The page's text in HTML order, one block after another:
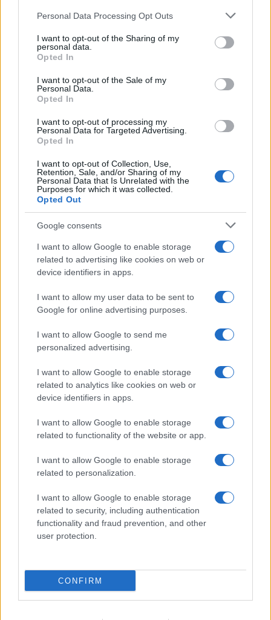
This information may also be disclosed by us to third parties
disclose it to other third parties.
Please note that this website/app uses one or more Google
services and may gather and store information including but
not limited to your visit or usage behaviour. You may click to
grant or deny consent to Google and its third-party tags to
consent section.
Personal Data Processing Opt Outs
I want to opt-out of the Sharing of my
personal data.
Opted In
I want to opt-out of the Sale of my
Personal Data.
Opted In
I want to opt-out of processing my
Personal Data for Targeted Advertising.
Opted In
I want to opt-out of Collection, Use,
Retention, Sale, and/or Sharing of my
Personal Data that Is Unrelated with the
Purposes for which it was collected.
Opted Out
Google consents
I want to allow Google to enable storage
related to advertising like cookies on web or
device identifiers in apps.
I want to allow my user data to be sent to
Google for online advertising purposes.
I want to allow Google to send me
personalized advertising.
I want to allow Google to enable storage
related to analytics like cookies on web or
device identifiers in apps.
I want to allow Google to enable storage
related to functionality of the website or app.
I want to allow Google to enable storage
related to personalization.
I want to allow Google to enable storage
related to security, including authentication
functionality and fraud prevention, and other
user protection.
CONFIRM